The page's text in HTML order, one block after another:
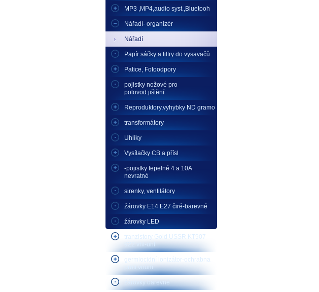
MP3 ,MP4,audio syst.,Bluetooh
Nářadí- organizér
Nářadí
Papír sáčky a filtry do vysavačů
Patice, Fotoodpory
pojistky nožové pro
polovod.jištění
Reproduktory,vyhybky ND gramo
transformátory
Uhlíky
Vysílačky CB a přísl
-pojistky tepelné 4 a 10A
nevratné
sirenky, ventilátory
žárovky E14 E27 čiré-barevné
žárovky LED
tranzistory Gold USSR KT907-
922 vhf-uhf
germiocidní ionizátor-ochrabna
proti virům
žárovky barevné